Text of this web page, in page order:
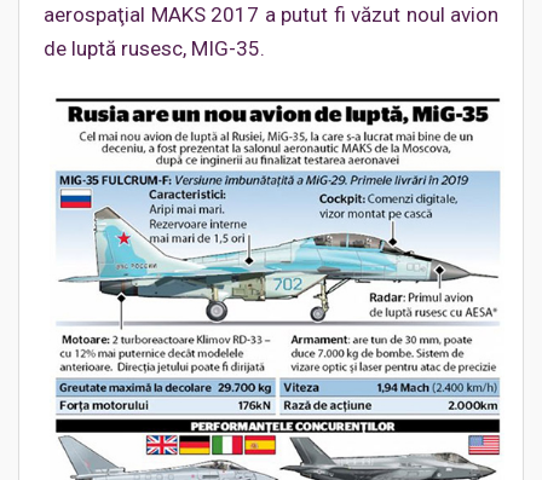
aerospaţial MAKS 2017 a putut fi văzut noul avion
de luptă rusesc, MIG-35.